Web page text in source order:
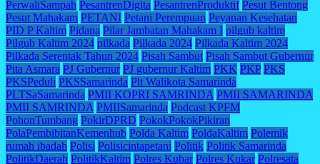
PerwaliSampah PesantrenDigita PesantrenProduktif Pesut Bentong
Pesut Mahakam PETANI Petani Perempuan Peyanan Kesehatan
PID P Kaltim Pidana Pilar Jambatan Mahakam I pilgub kaltim
Pilgub Kaltim 2024 pilkada Pilkada 2024 Pilkada Kaltim 2024
Pilkada Serentak Tahun 2024 Pisah Sambut Pisah Sambut Gubernur
Pita Asmara PJ Gubernur PJ gubernur Kaltim PKK PKP PKS
PKSPeduli PKSSamarinda Plt Walikota Samarinda
PLTSaSamarinda PMII KOPRI SAMRINDA PMII SAMARINDA
PMII SAMRINDA PMIISamarinda Podcast KPFM
PohonTumbang PokirDPRD PokokPokokPikiran
PolaPembibitanKemenhub Polda Kaltim PoldaKaltim Polemik
rumah ibadah Polisi Polisicintapetani Politik Politik Samarinda
PolitikDaerah PolitikKaltim Polres Kubar Polres Kukar Polresata